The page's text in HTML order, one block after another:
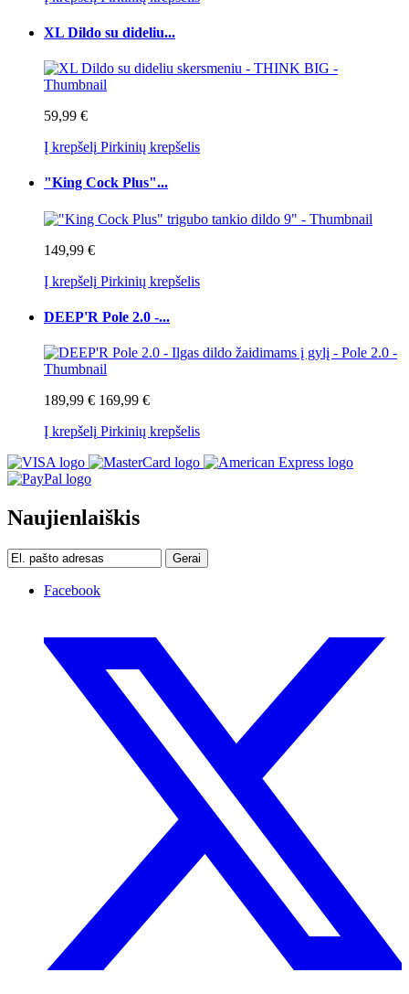
XL Dildo su dideliu...
59,99 €
Į krepšelį Pirkinių krepšelis
"King Cock Plus"...
149,99 €
Į krepšelį Pirkinių krepšelis
DEEP'R Pole 2.0 -...
189,99 € 169,99 €
Į krepšelį Pirkinių krepšelis
Naujienlaiškis
Gerai
Facebook